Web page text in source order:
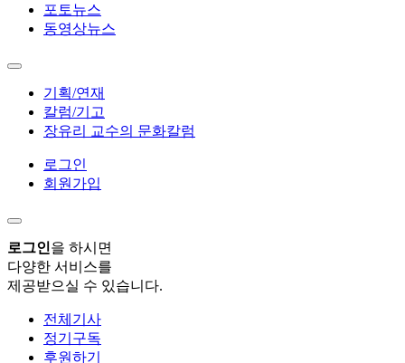
포토뉴스
동영상뉴스
기획/연재
칼럼/기고
장유리 교수의 문화칼럼
로그인
회원가입
로그인을 하시면
다양한 서비스를
제공받으실 수 있습니다.
전체기사
정기구독
후원하기